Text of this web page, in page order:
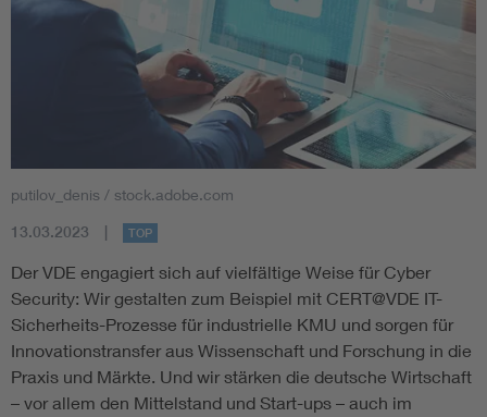
putilov_denis / stock.adobe.com
13.03.2023 TOP
Der VDE engagiert sich auf vielfältige Weise für Cyber
Security: Wir gestalten zum Beispiel mit CERT@VDE IT-
Sicherheits-Prozesse für industrielle KMU und sorgen für
Innovationstransfer aus Wissenschaft und Forschung in die
Praxis und Märkte. Und wir stärken die deutsche Wirtschaft
– vor allem den Mittelstand und Start-ups – auch im